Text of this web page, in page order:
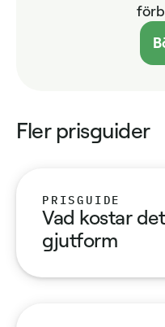
Fler prisguider
PRISGUIDE
Vad kostar
gjutform